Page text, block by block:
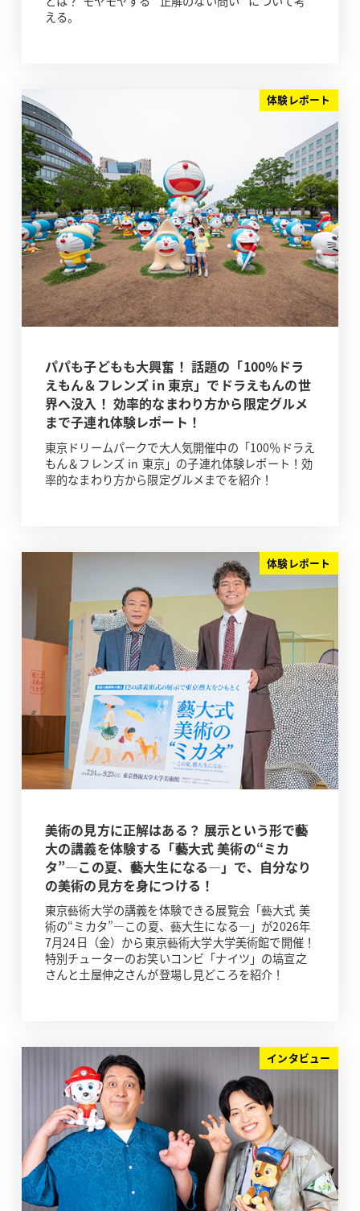
える。
体験レポート
パパも子どもも大興奮！ 話題の「100％ドラ
えもん＆フレンズ in 東京」でドラえもんの世
界へ没入！ 効率的なまわり方から限定グルメ
まで子連れ体験レポート！
東京ドリームパークで大人気開催中の「100％ドラえ
もん＆フレンズ in 東京」の子連れ体験レポート！効
率的なまわり方から限定グルメまでを紹介！
体験レポート
美術の見方に正解はある？ 展示という形で藝
大の講義を体験する「藝大式 美術の“ミカ
タ”―この夏、藝大生になる―」で、自分なり
の美術の見方を身につける！
東京藝術大学の講義を体験できる展覧会「藝大式 美
術の“ミカタ”―この夏、藝大生になる―」が2026年
7月24日（金）から東京藝術大学大学美術館で開催！
特別チューターのお笑いコンビ「ナイツ」の塙宣之
さんと土屋伸之さんが登場し見どころを紹介！
インタビュー